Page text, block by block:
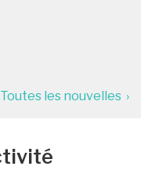
Toutes les nouvelles ›